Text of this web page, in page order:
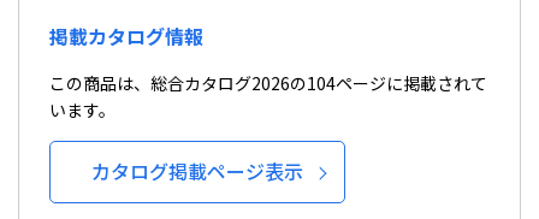
掲載カタログ情報
この商品は、総合カタログ2026の104ページに掲載されて
います。
カタログ掲載ページ表示